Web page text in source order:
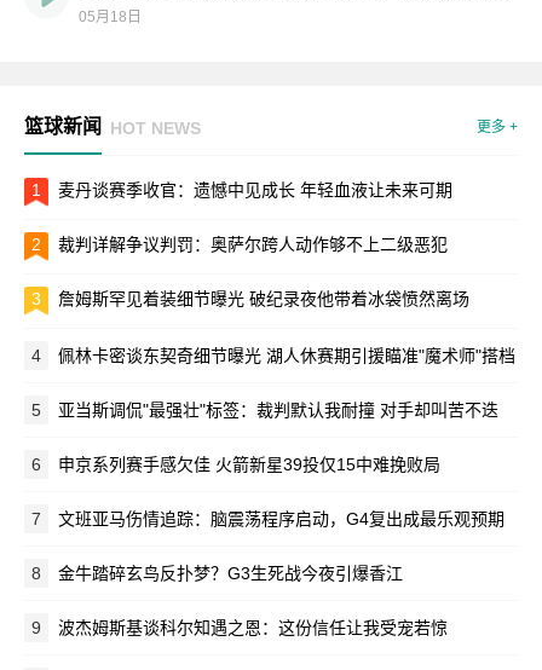
05月18日
篮球新闻 HOT NEWS 更多 +
1 麦丹谈赛季收官：遗憾中见成长 年轻血液让未来可期
2 裁判详解争议判罚：奥萨尔跨人动作够不上二级恶犯
3 詹姆斯罕见着装细节曝光 破纪录夜他带着冰袋愤然离场
4 佩林卡密谈东契奇细节曝光 湖人休赛期引援瞄准"魔术师"搭档
5 亚当斯调侃"最强壮"标签：裁判默认我耐撞 对手却叫苦不迭
6 申京系列赛手感欠佳 火箭新星39投仅15中难挽败局
7 文班亚马伤情追踪：脑震荡程序启动，G4复出成最乐观预期
8 金牛踏碎玄鸟反扑梦？G3生死战今夜引爆香江
9 波杰姆斯基谈科尔知遇之恩：这份信任让我受宠若惊